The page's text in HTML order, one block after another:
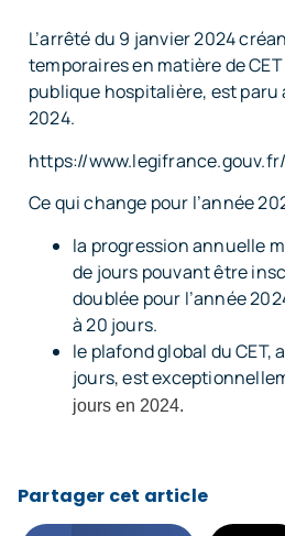
L’arrêté du 9 janvier 2024
temporaires en matière de
publique hospitalière, est paru
2024.
https://
Ce qui change pour l’année
la progression annuelle
de jours pouvant être
doublée pour l’année
à 20 jours.
le plafond global du
jours, est
jours en 2024.
Partager cet article